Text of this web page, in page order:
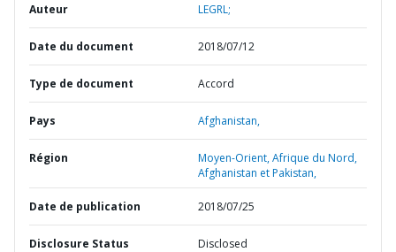
Auteur LEGRL;
Date du document 2018/07/12
Type de document Accord
Pays Afghanistan,
Région
Moyen-Orient, Afrique du Nord,
Afghanistan et Pakistan,
Date de publication 2018/07/25
Disclosure Status Disclosed